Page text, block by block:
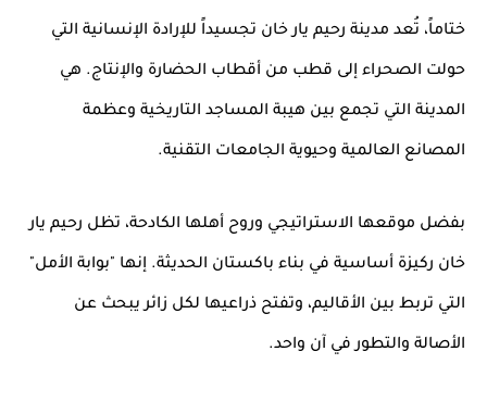
ختاماً، تُعد مدينة رحيم يار خان تجسيداً للإرادة الإنسانية التي
حولت الصحراء إلى قطب من أقطاب الحضارة والإنتاج. هي
المدينة التي تجمع بين هيبة المساجد التاريخية وعظمة
المصانع العالمية وحيوية الجامعات التقنية.
بفضل موقعها الاستراتيجي وروح أهلها الكادحة، تظل رحيم يار
خان ركيزة أساسية في بناء باكستان الحديثة. إنها "بوابة الأمل"
التي تربط بين الأقاليم، وتفتح ذراعيها لكل زائر يبحث عن
الأصالة والتطور في آن واحد.